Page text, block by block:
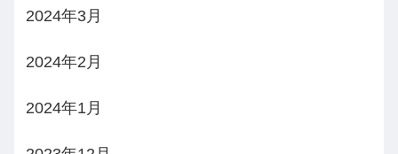
2024年3月
2024年2月
2024年1月